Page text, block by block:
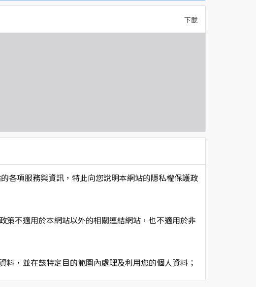
下載
各項服務與資訊，特此向您說明本網站的隱私權保護政
策不適用於本網站以外的相關連結網站，也不適用於非
，並在該特定目的範圍內處理及利用您的個人資料；
式及使用時間等。